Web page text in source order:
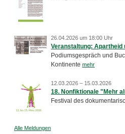
26.04.2026 um 18:00 Uhr
Veranstaltung: Apartheid
Podiumsgespräch und
Kontinente mehr
12.03.2026 – 15.03.2026
18. Nonfiktionale "Mehr
Festival des
Alle Meldungen